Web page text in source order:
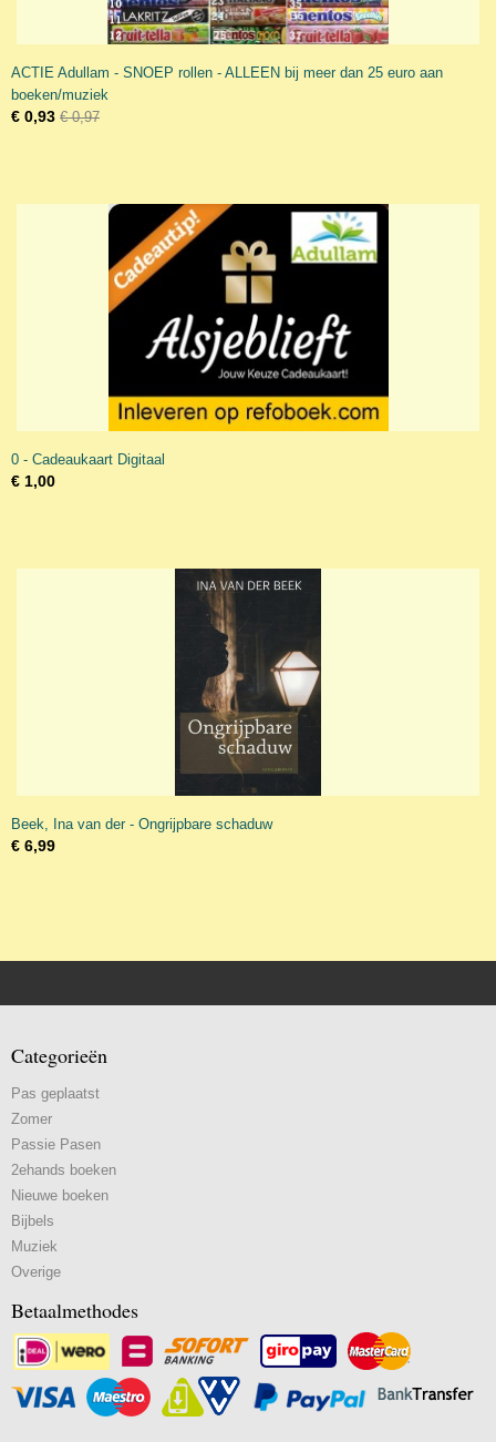
ACTIE Adullam - SNOEP rollen - ALLEEN bij meer dan 25 euro aan
boeken/muziek
€ 0,93 € 0,97
0 - Cadeaukaart Digitaal
€ 1,00
Beek, Ina van der - Ongrijpbare schaduw
€ 6,99
Categorieën
Pas geplaatst
Zomer
Passie Pasen
2ehands boeken
Nieuwe boeken
Bijbels
Muziek
Overige
Betaalmethodes